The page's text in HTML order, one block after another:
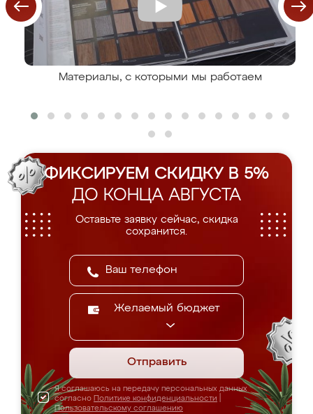
Материалы, с которыми мы работаем
ФИКСИРУЕМ СКИДКУ В 5%
ДО КОНЦА АВГУСТА
Оставьте заявку сейчас, скидка
сохранится.
Желаемый бюджет
Отправить
Я соглашаюсь на передачу персональных данных
согласно Политике конфиденциальности
Пользовательскому соглашению